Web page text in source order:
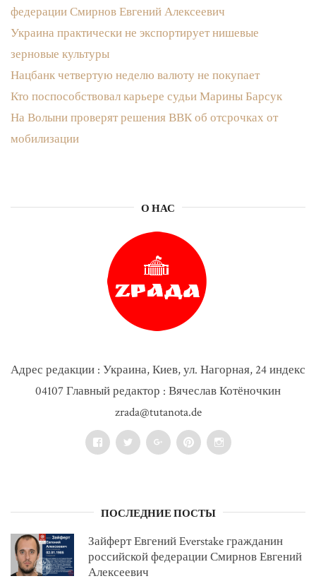
федерации Смирнов Евгений Алексеевич
Украина практически не экспортирует нишевые
зерновые культуры
Нацбанк четвертую неделю валюту не покупает
Кто поспособствовал карьере судьи Марины Барсук
На Волыни проверят решения ВВК об отсрочках от
мобилизации
О НАС
Адрес редакции : Украина, Киев, ул. Нагорная, 24 индекс
04107 Главный редактор : Вячеслав Котёночкин
zrada@tutanota.de
FacebookTwitter Google+PinterestInstagram
ПОСЛЕДНИЕ ПОСТЫ
Зайферт Евгений Everstake гражданин
российской федерации Смирнов Евгений
Алексеевич